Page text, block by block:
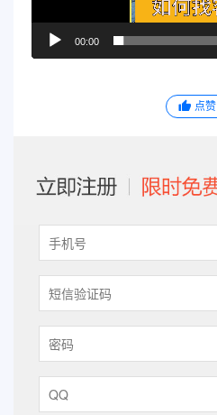
00:00
点赞